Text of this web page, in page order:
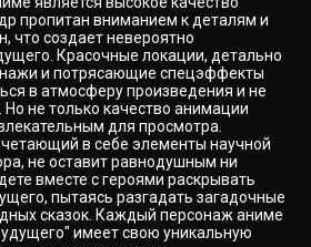
пропитан вниманием к деталям и
что создает невероятно
Красочные локации, детально
и потрясающие спецэффекты
в атмосферу произведения и не
Но не только качество анимации
для просмотра.
в себе элементы научной
не оставит равнодушным ни
вместе с героями раскрывать
пытаясь разгадать загадочные
сказок. Каждый персонаж аниме
имеет свою уникальную